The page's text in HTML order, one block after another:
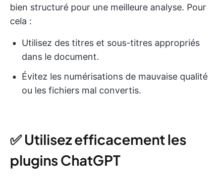
bien structuré pour une meilleure analyse. Pour
cela :
Utilisez des titres et sous-titres appropriés
dans le document.
Évitez les numérisations de mauvaise qualité
ou les fichiers mal convertis.
✅ Utilisez efficacement les
plugins ChatGPT